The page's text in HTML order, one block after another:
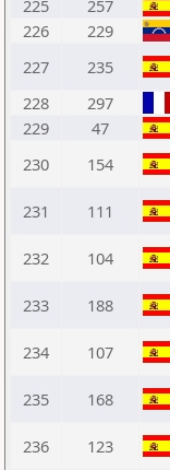
225
257
226
229
227
235
228
297
229
47
230
154
231 111
232 104
233 188
234 107
235 168
236 123